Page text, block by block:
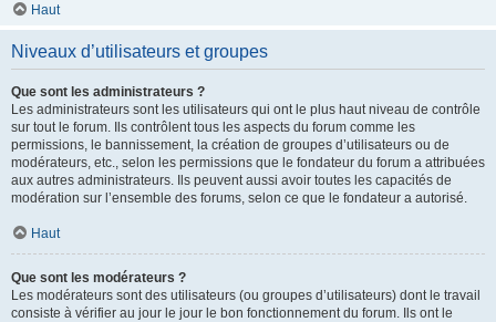
Haut
Niveaux d’utilisateurs et groupes
Que sont les administrateurs ?
Les administrateurs sont les utilisateurs qui ont le plus haut niveau de contrôle
sur tout le forum. Ils contrôlent tous les aspects du forum comme les
permissions, le bannissement, la création de groupes d’utilisateurs ou de
modérateurs, etc., selon les permissions que le fondateur du forum a attribuées
aux autres administrateurs. Ils peuvent aussi avoir toutes les capacités de
modération sur l’ensemble des forums, selon ce que le fondateur a autorisé.
Haut
Que sont les modérateurs ?
Les modérateurs sont des utilisateurs (ou groupes d’utilisateurs) dont le travail
consiste à vérifier au jour le jour le bon fonctionnement du forum. Ils ont le